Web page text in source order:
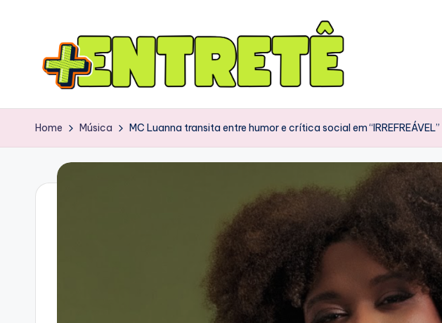
Home Música MC Luanna transita entre humor e crítica social em “IRREFREÁVEL”